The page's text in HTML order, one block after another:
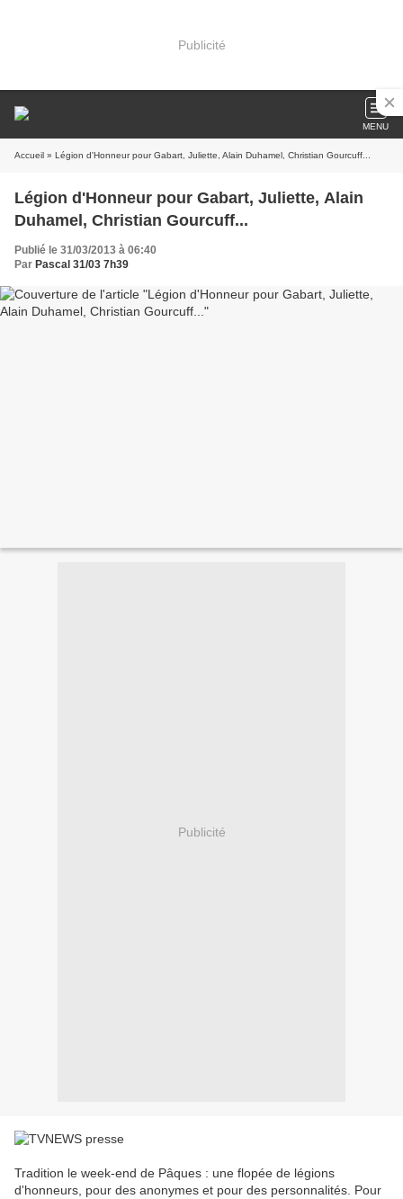
Publicité
MENU
Accueil » Légion d'Honneur pour Gabart, Juliette, Alain Duhamel, Christian Gourcuff...
Légion d'Honneur pour Gabart, Juliette, Alain
Duhamel, Christian Gourcuff...
Publié le 31/03/2013 à 06:40
Par Pascal 31/03 7h39
Publicité
Tradition le week-end de Pâques : une flopée de légions
d'honneurs, pour des anonymes et pour des personnalités. Pour